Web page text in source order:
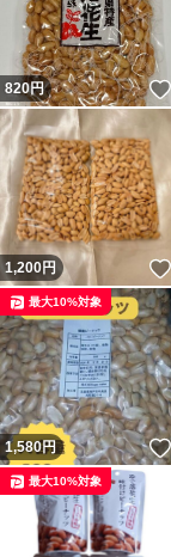
820円
1,200円
1,580円
最大10%対象
最大10%対象